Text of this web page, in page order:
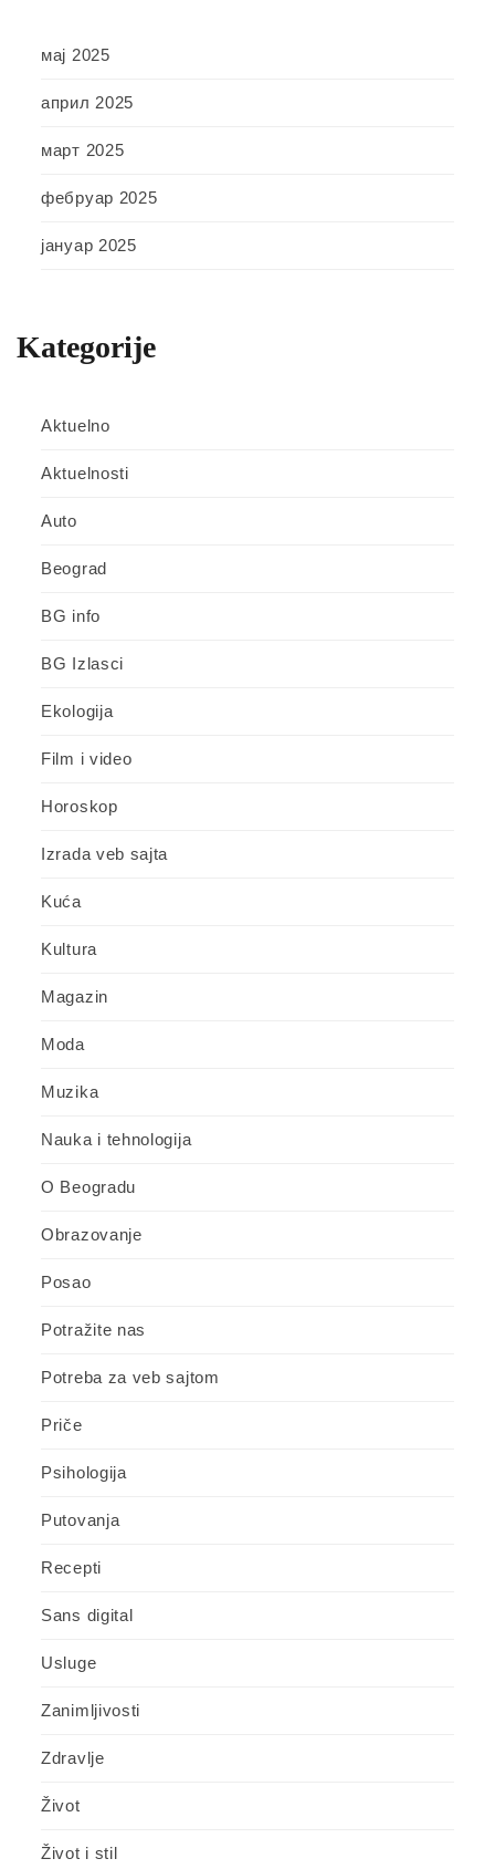
мај 2025
април 2025
март 2025
фебруар 2025
јануар 2025
Kategorije
Aktuelno
Aktuelnosti
Auto
Beograd
BG info
BG Izlasci
Ekologija
Film i video
Horoskop
Izrada veb sajta
Kuća
Kultura
Magazin
Moda
Muzika
Nauka i tehnologija
O Beogradu
Obrazovanje
Posao
Potražite nas
Potreba za veb sajtom
Priče
Psihologija
Putovanja
Recepti
Sans digital
Usluge
Zanimljivosti
Zdravlje
Život
Život i stil